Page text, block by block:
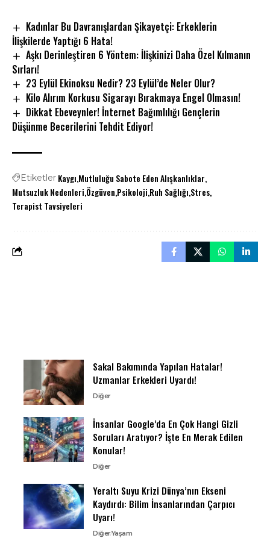
Kadınlar Bu Davranışlardan Şikayetçi: Erkeklerin
İlişkilerde Yaptığı 6 Hata!
Aşkı Derinleştiren 6 Yöntem: İlişkinizi Daha Özel Kılmanın
Sırları!
23 Eylül Ekinoksu Nedir? 23 Eylül’de Neler Olur?
Kilo Alırım Korkusu Sigarayı Bırakmaya Engel Olmasın!
Dikkat Ebeveynler! İnternet Bağımlılığı Gençlerin
Düşünme Becerilerini Tehdit Ediyor!
Etiketler Kaygı Mutluluğu Sabote Eden Alışkanlıklar
Mutsuzluk Nedenleri Özgüven Psikoloji Ruh Sağlığı Stres
Terapist Tavsiyeleri
Sakal Bakımında Yapılan Hatalar!
Uzmanlar Erkekleri Uyardı!
Diğer
İnsanlar Google’da En Çok Hangi Gizli
Soruları Aratıyor? İşte En Merak Edilen
Konular!
Diğer
Yeraltı Suyu Krizi Dünya’nın Ekseni
Kaydırdı: Bilim İnsanlarından Çarpıcı
Uyarı!
DiğerYaşam